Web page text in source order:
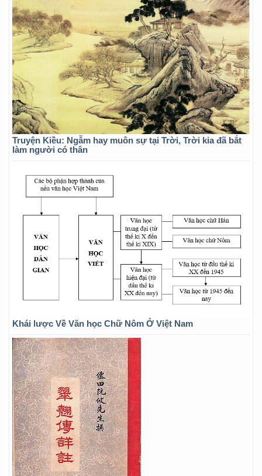
Truyện Kiều: Ngẫm hay muôn sự tại Trời, Trời kia đã bắt
làm người có thân
Khái lược Về Văn học Chữ Nôm Ở Việt Nam